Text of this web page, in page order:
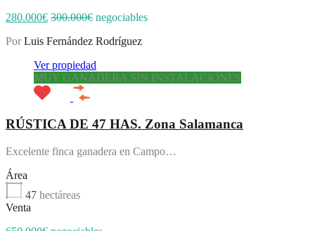
280.000€ 300.000€ negociables
Por Luis Fernández Rodríguez
Ver propiedad
MUY GANADERA SIN INSTALACIONES
RÚSTICA DE 47 HAS. Zona Salamanca
Excelente finca ganadera en Campo…
Área
47 hectáreas
Venta